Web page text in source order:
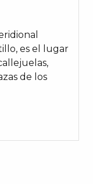
es el lugar
de los